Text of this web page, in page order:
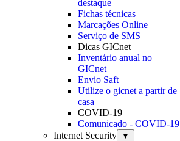
destaque
Fichas técnicas
Marcações Online
Serviço de SMS
Dicas GICnet
Inventário anual no
GICnet
Envio Saft
Utilize o gicnet a partir de
casa
COVID-19
Comunicado - COVID-19
Internet Security
▼